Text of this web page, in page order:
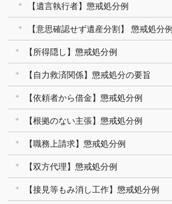
【遺言執行者】懲戒処分例
【意思確認せず遺産分割】 懲戒処分例
【所得隠し】懲戒処分例
【自力救済関係】懲戒処分の要旨
【依頼者から借金】懲戒処分例
【根拠のない主張】懲戒処分例
【職務上請求】懲戒処分例
【双方代理】懲戒処分例
【接見等もみ消し工作】懲戒処分例